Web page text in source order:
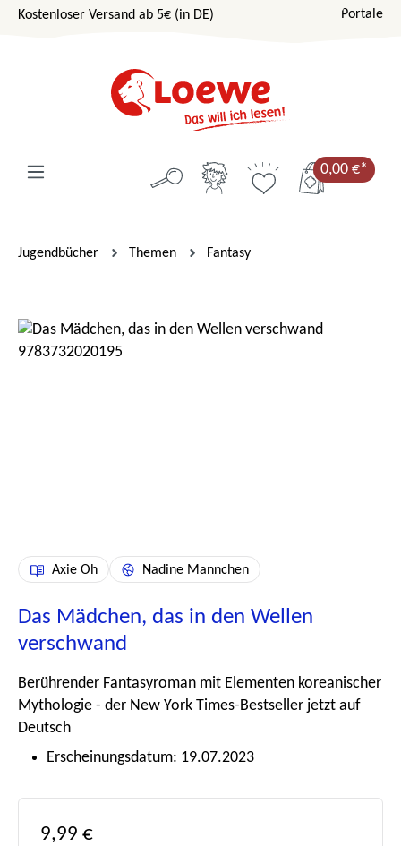
Zum Hauptinhalt springen
Kostenloser Versand ab 5€ (in DE) Portale
0,00 €*
Jugendbücher Themen Fantasy
Bildergalerie überspringen
Axie Oh Nadine Mannchen
Das Mädchen, das in den Wellen
verschwand
Berührender Fantasyroman mit Elementen koreanischer
Mythologie - der New York Times-Bestseller jetzt auf
Deutsch
Erscheinungsdatum: 19.07.2023
Regulärer Preis:
9,99 €